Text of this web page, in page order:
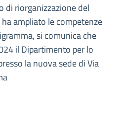
di riorganizzazione del
ampliato le competenze
si comunica che
il Dipartimento per lo
la nuova sede di Via